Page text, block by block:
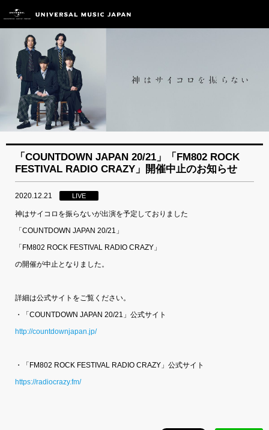
「COUNTDOWN JAPAN 20/21」「FM802 ROCK
FESTIVAL RADIO CRAZY」開催中止のお知らせ
2020.12.21 LIVE
神はサイコロを振らないが出演を予定しておりました
「COUNTDOWN JAPAN 20/21」
「FM802 ROCK FESTIVAL RADIO CRAZY」
の開催が中止となりました。
詳細は公式サイトをご覧ください。
・「COUNTDOWN JAPAN 20/21」公式サイト
http://countdownjapan.jp/
・「FM802 ROCK FESTIVAL RADIO CRAZY」公式サイト
https://radiocrazy.fm/